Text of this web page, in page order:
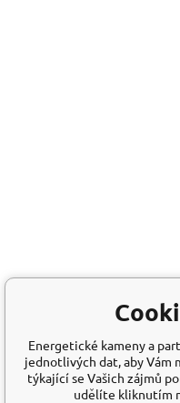
Energetické kameny a
jednotlivých dat, aby Vám
týkající se Vašich zájmů
udělíte kliknutím